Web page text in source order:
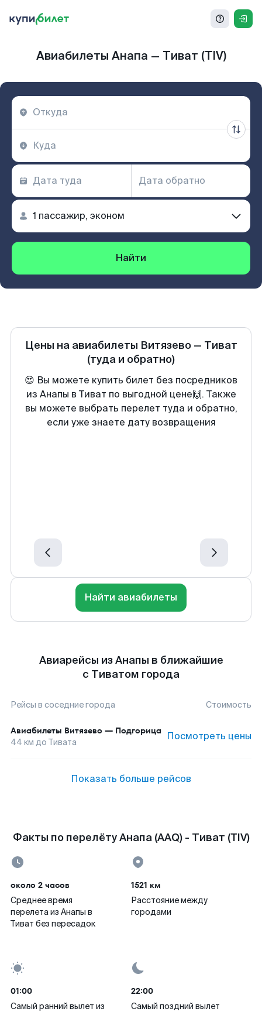
Авиабилеты Анапа — Тиват (TIV)
Найти
Цены на авиабилеты Витязево— Тиват
(туда и обратно)
😍 Вы можете купить билет без посредников
из Анапы в Тиват по выгодной цене🙌. Также
вы можете выбрать перелет туда и обратно,
если уже знаете дату возвращения
Найти авиабилеты
Авиарейсы из Анапы в ближайшие
с Тиватом города
Рейсы в соседние города Стоимость
Авиабилеты Витязево — Подгорица
44 км до Тивата Посмотреть цены
Показать больше рейсов
Факты по перелёту Анапа (AAQ) - Тиват (TIV)
около 2 часов
Среднее время
перелета из Анапы в
Тиват без пересадок
1521 км
Расстояние между
городами
01:00
Самый ранний вылет из
22:00
Самый поздний вылет